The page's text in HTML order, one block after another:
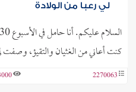
لي رعبا من الولادة
كنت أعاني من الغثيان والتقيؤ،
2270063